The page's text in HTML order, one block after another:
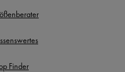
Finder